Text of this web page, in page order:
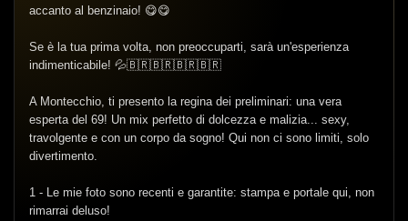
accanto al benzinaio! 😋😋
Se è la tua prima volta, non preoccuparti, sarà un'esperienza
indimenticabile! 💦🇧🇷🇧🇷🇧🇷🇧🇷
A Montecchio, ti presento la regina dei preliminari: una vera
esperta del 69! Un mix perfetto di dolcezza e malizia... sexy,
travolgente e con un corpo da sogno! Qui non ci sono limiti, solo
divertimento.
1 - Le mie foto sono recenti e garantite: stampa e portale qui, non
rimarrai deluso!